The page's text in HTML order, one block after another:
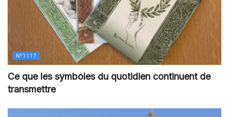
N°1117
Ce que les symboles du quotidien continuent de
transmettre